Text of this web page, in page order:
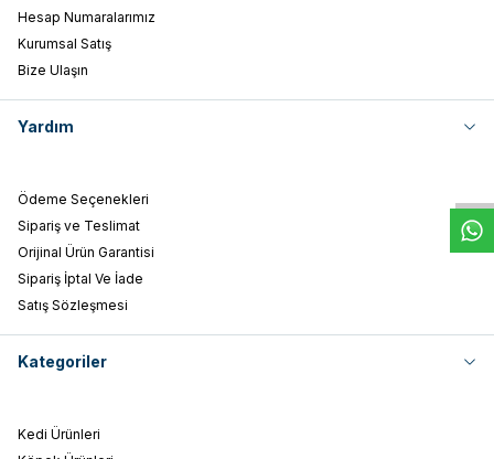
Hesap Numaralarımız
Kurumsal Satış
Bize Ulaşın
Yardım
Ödeme Seçenekleri
Sipariş ve Teslimat
Orijinal Ürün Garantisi
Sipariş İptal Ve İade
Satış Sözleşmesi
Kategoriler
Kedi Ürünleri